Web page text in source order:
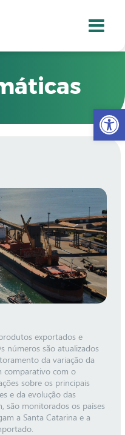
exportados e
números são atualizados
da variação da
comparativo com o
sobre os principais
e da evolução das
são monitorados os países
a Santa Catarina e a